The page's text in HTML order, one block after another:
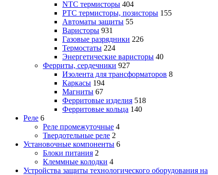
NTC термисторы 404
PTC термисторы, позисторы 155
Автоматы защиты 55
Варисторы 931
Газовые разрядники 226
Термостаты 224
Энергетические варисторы 40
Ферриты, сердечники 927
Изолента для трансформаторов 8
Каркасы 194
Магниты 67
Ферритовые изделия 518
Ферритовые кольца 140
Реле 6
Реле промежуточные 4
Твердотельные реле 2
Установочные компоненты 6
Блоки питания 2
Клеммные колодки 4
Устройства защиты технологического оборудования на